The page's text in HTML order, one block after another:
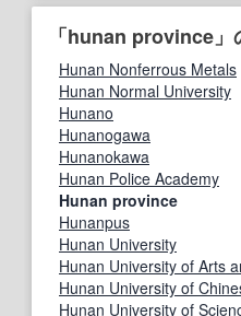
「hunan province」
Hunan Nonferrous Metals
Hunan Normal University
Hunano
Hunanogawa
Hunanokawa
Hunan Police Academy
Hunan province
Hunanpus
Hunan University
Hunan University of Arts
Hunan University of
Hunan University of